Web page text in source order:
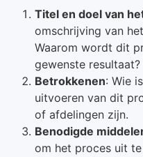
Titel en doel van
omschrijving van
Waarom wordt dit
gewenste resultaat?
Betrokkenen: Wie
uitvoeren van dit
of afdelingen zijn.
Benodigde
om het proces uit